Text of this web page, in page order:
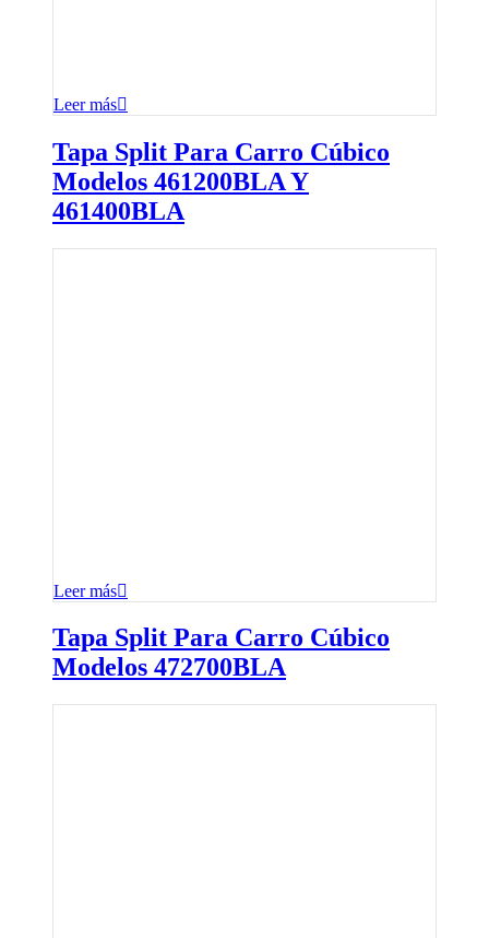
Leer más
Tapa Split Para Carro Cúbico
Modelos 461200BLA Y
461400BLA
Leer más
Tapa Split Para Carro Cúbico
Modelos 472700BLA